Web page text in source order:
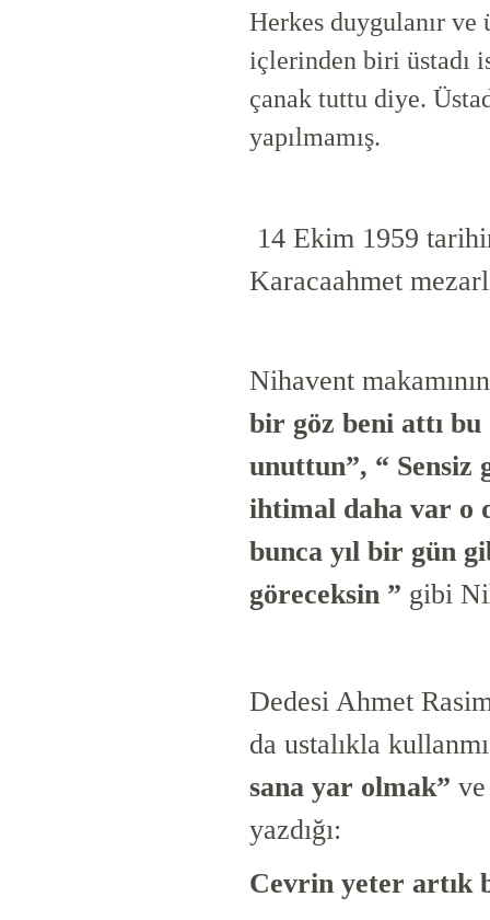
Herkes duygulanır ve
içlerinden biri üstadı
çanak tuttu diye.
yapılmamış.
14 Ekim 1959
Karacaahmet
Nihavent
bir göz beni attı
unuttun”, “ Sensiz
ihtimal daha var o
bunca yıl bir gün
göreceksin ” gibi
Dedesi Ahmet
da ustalıkla
sana yar olmak”
yazdığı:
Cevrin yeter artık